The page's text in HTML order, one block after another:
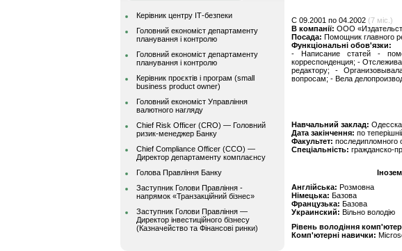
Керівник центру ІТ-безпеки
Головний економіст департаменту
планування і контролю
Головний економіст департаменту
планування і контролю
Керівник проєктів і програм (small
business product owner)
Головний економіст Управління
валютного нагляду
Chief Risk Officer (CRO) — Головний
ризик-менеджер Банку
Chief Compliance Officer (CCO) —
Директор департаменту комплаєнсу
Голова Правління Банку
Заступник Голови Правління -
напрямок «Транзакційний бізнес»
Заступник Голови Правління —
Директор інвестиційного бізнесу
(Казначейство та Фінансові ринки)
C 09.2001 по 04.2002 (7 міс.)
В компанії: ООО
Посада: Помощник главного
Функціональні обов'язки:
- Написание статей -
корреспонденция; -
редактору; -
вопросам; - Вела
Навчальний заклад:
Дата закінчення: по
Факультет: последипломного
Спеціальність: гражданско-
Англійська: Розмовна
Німецька: Базова
Французька: Базова
Украинский: Вільно володію
Рівень володіння
Комп'ютерні навички: